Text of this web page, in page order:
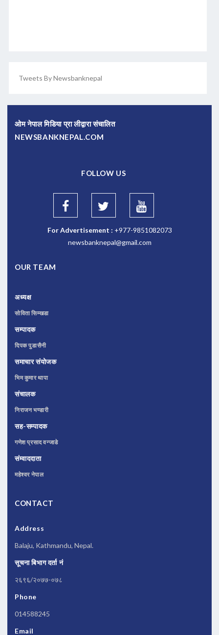
Tweets By Newsbanknepal
ओम नेपाल मिडिया प्रा लीद्वारा संचालित
NEWSBANKNEPAL.COM
FOLLOW US
For Advertisement : +977-9851082073
newsbanknepal@gmail.com
OUR TEAM
अध्यक्ष
सोविता सिम्खडा
सम्पादक
दिपक पुडासैनी
समाचार संयोजक
भिम कुमार थापा
संचालक
निराजन भण्डारी
सह-सम्पादक
गणेश प्रसाद वन्जाडे
संम्वाददाता
महेश्वर नेपाल
CONTACT
Address
Balaju, Kathmandu, Nepal.
सूचना बिभाग दर्ता नं
२६९६/२०७७-०७८
Phone
014588245
Email